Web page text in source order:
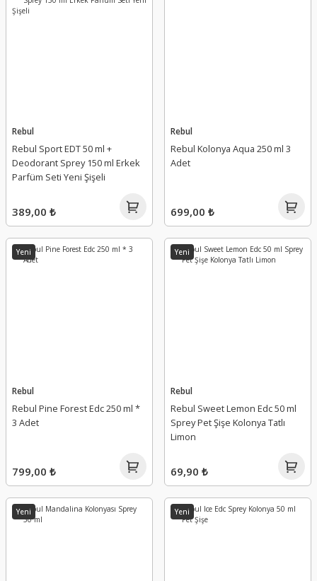
Rebul
Rebul Sport EDT 50 ml +
Deodorant Sprey 150 ml Erkek
Parfüm Seti Yeni Şişeli
389,00 ₺
Rebul
Rebul Kolonya Aqua 250 ml 3
Adet
699,00 ₺
Yeni
Rebul
Rebul Pine Forest Edc 250 ml *
3 Adet
799,00 ₺
Yeni
Rebul
Rebul Sweet Lemon Edc 50 ml
Sprey Pet Şişe Kolonya Tatlı
Limon
69,90 ₺
Yeni Yeni